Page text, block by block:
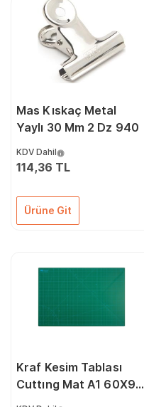
Mas Kıskaç Metal
Yaylı 30 Mm 2 Dz 940
KDV Dahil
114,36 TL
Ürüne Git
Kraf Kesim Tablası
Cuttıng Mat A1 60X90